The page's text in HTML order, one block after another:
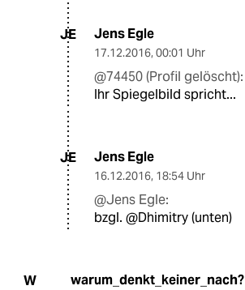
JE Jens Egle
17.12.2016, 00:01 Uhr
@74450 (Profil gelöscht):
Ihr Spiegelbild spricht...
JE Jens Egle
16.12.2016, 18:54 Uhr
@Jens Egle:
bzgl. @Dhimitry (unten)
W warum_denkt_keiner_nach?